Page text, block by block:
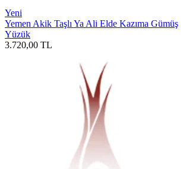
Yeni
Yemen Akik Taşlı Ya Ali Elde Kazıma Gümüş
Yüzük
3.720,00 TL